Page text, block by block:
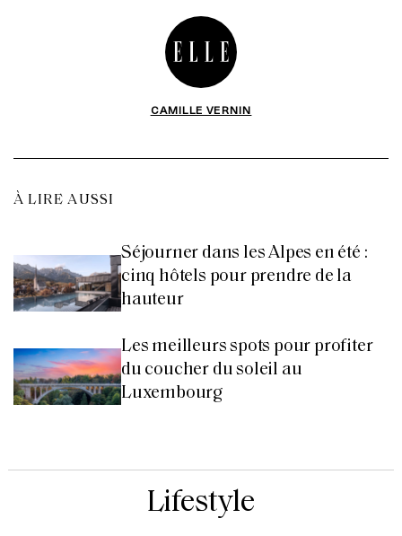
CAMILLE VERNIN
À LIRE AUSSI
Séjourner dans les Alpes en été :
cinq hôtels pour prendre de la
hauteur
Les meilleurs spots pour profiter
du coucher du soleil au
Luxembourg
Lifestyle